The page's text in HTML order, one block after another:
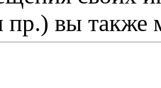
пр.) вы также